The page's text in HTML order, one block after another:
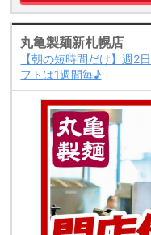
丸亀製麺新札幌店
【朝の短時間だけ】週2
フトは1週間毎♪